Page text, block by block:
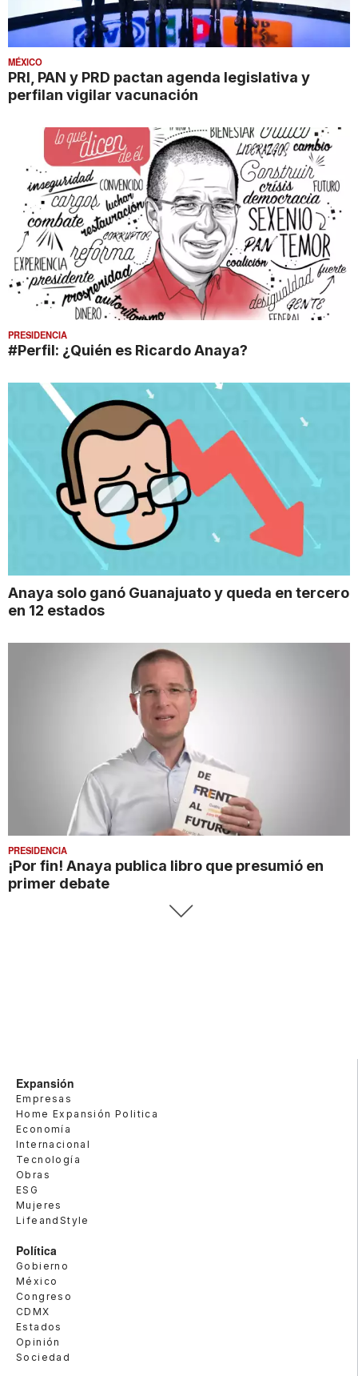
MÉXICO
PRI, PAN y PRD pactan agenda legislativa y
perfilan vigilar vacunación
PRESIDENCIA
#Perfil: ¿Quién es Ricardo Anaya?
Anaya solo ganó Guanajuato y queda en tercero
en 12 estados
PRESIDENCIA
¡Por fin! Anaya publica libro que presumió en
primer debate
Expansión
Empresas
Home Expansión Politica
Economía
Internacional
Tecnología
Obras
ESG
Mujeres
LifeandStyle
Política
Gobierno
México
Congreso
CDMX
Estados
Opinión
Sociedad